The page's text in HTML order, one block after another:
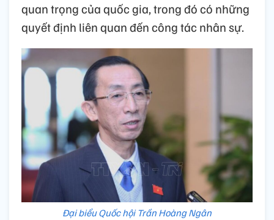
quan trọng của quốc gia, trong đó có những
quyết định liên quan đến công tác nhân sự.
Đại biểu Quốc hội Trần Hoàng Ngân